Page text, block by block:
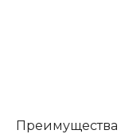
Преимущества